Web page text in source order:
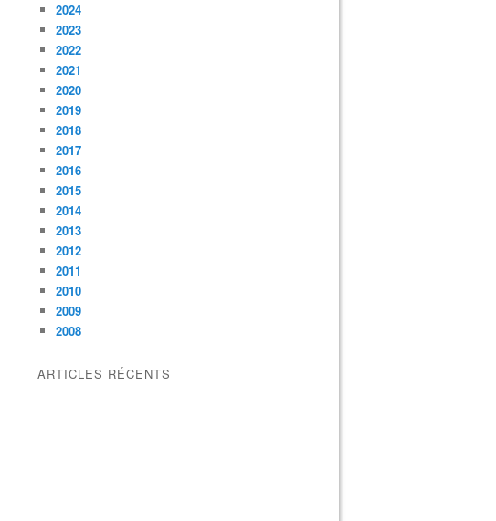
2024
2023
2022
2021
2020
2019
2018
2017
2016
2015
2014
2013
2012
2011
2010
2009
2008
ARTICLES RÉCENTS